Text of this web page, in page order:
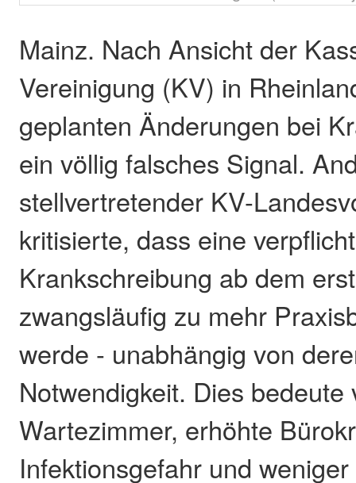
Mainz. Nach Ansicht der
Vereinigung (KV) in
geplanten Änderungen bei
ein völlig falsches Signal.
stellvertretender KV-
kritisierte, dass eine
Krankschreibung ab dem
zwangsläufig zu mehr
werde - unabhängig von
Notwendigkeit. Dies bedeute
Wartezimmer, erhöhte
Infektionsgefahr und